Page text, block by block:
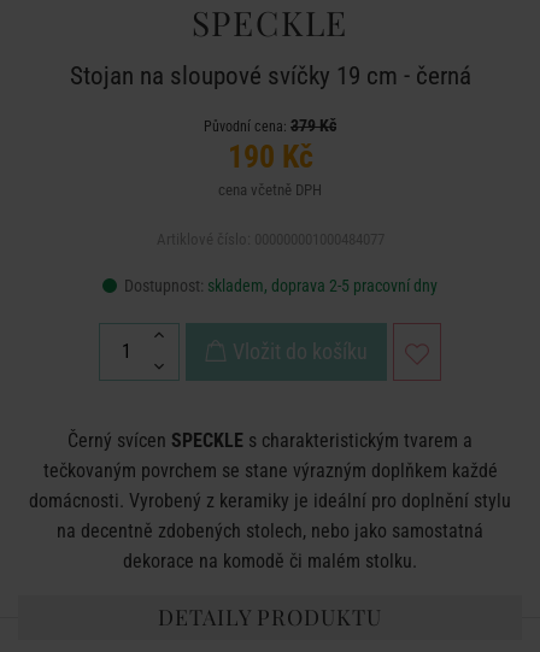
SPECKLE
Stojan na sloupové svíčky 19 cm - černá
Původní cena: 379 Kč
190 Kč
cena včetně DPH
Dostupnost: skladem, doprava 2-5 pracovní dny
Vložit do košíku
Černý svícen SPECKLE s charakteristickým tvarem a
tečkovaným povrchem se stane výrazným doplňkem každé
domácnosti. Vyrobený z keramiky je ideální pro doplnění stylu
na decentně zdobených stolech, nebo jako samostatná
dekorace na komodě či malém stolku.
DETAILY PRODUKTU